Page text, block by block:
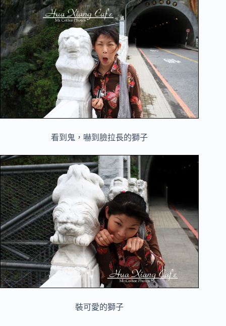
看到鬼，嚇到臉拉長的獅子
裝可愛的獅子